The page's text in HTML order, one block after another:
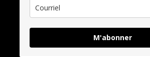
M'abonner